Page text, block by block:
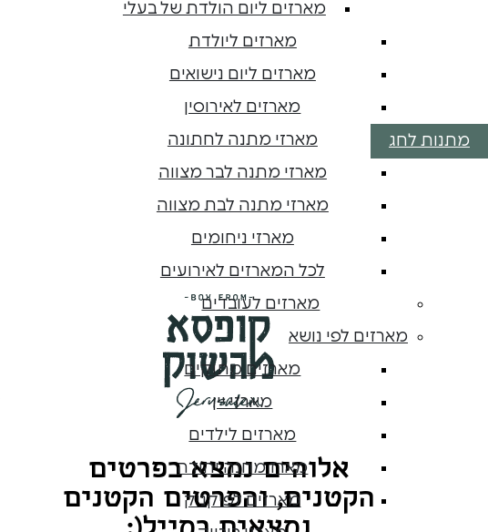
מארזים ליום הולדת של בעלי
מארזים ליולדת
מארזים ליום נישואים
מארזים לאירוסין
מארזי מתנה לחתונה
מארזי מתנה לבר מצווה
מארזי מתנה לבת מצווה
מארזי ניחומים
לכל המארזים לאירועים
מארזים לעובדים
מארזים לפי נושא
מארזים מתוקים
מארזי יין
מארזים לילדים
מארז מחנה יהודה
מארזים לפיקניק
אלוהים נמצא בפרטים
הקטנים, והפרטים הקטנים
מתנות לחג